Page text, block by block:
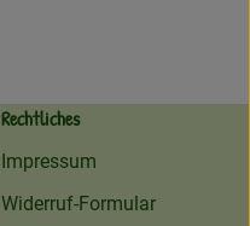
Rechtliches
Impressum
Widerruf-Formular